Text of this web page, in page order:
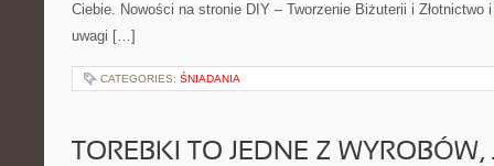
Ciebie. Nowości na stronie DIY – Tworzenie Biżuterii i Złotnictwo
uwagi […]
CATEGORIES: ŚNIADANIA
TOREBKI TO JEDNE Z